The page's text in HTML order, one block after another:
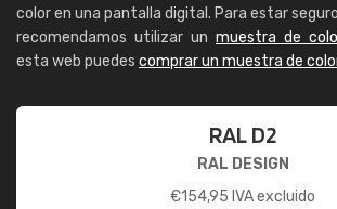
color en una pantalla digital. Para estar
recomendamos utilizar un muestra de
esta web puedes comprar un muestra de
RAL D2
RAL DESIGN
€154,95 IVA excluido